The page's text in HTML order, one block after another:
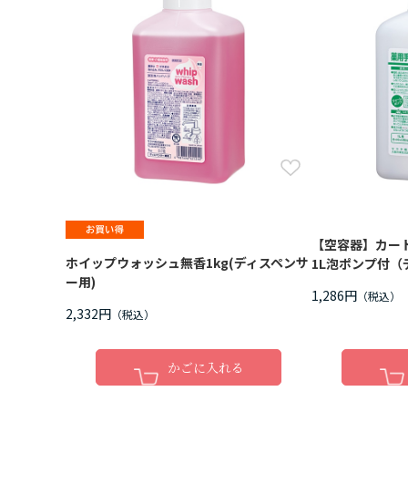
ホイップウォッシュ無香1kg(ディスペンサ
ー用)
2,332円
かごに入れる
【空容器】カ
1L泡ポンプ付（
1,286円